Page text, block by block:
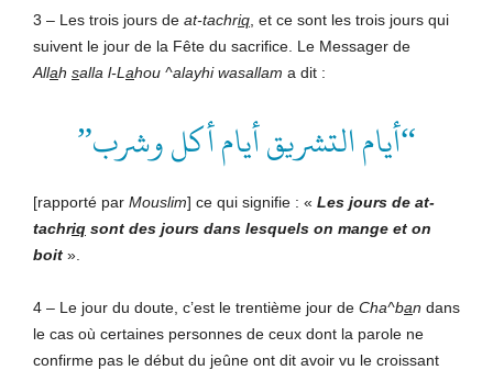
3 – Les trois jours de at-tachriq , et ce sont les trois jours qui
suivent le jour de la Fête du sacrifice. Le Messager de
Allah salla l-L ahou ^alayhi wasallam a dit :
“أيام التشريق أيام أكل وشرب”
[rapporté par Mouslim] ce qui signifie : « Les jours de at-
tachriq sont des jours dans lesquels on mange et on
boit ».
4 – Le jour du doute, c’est le trentième jour de Cha^ban dans
le cas où certaines personnes de ceux dont la parole ne
confirme pas le début du jeûne ont dit avoir vu le croissant